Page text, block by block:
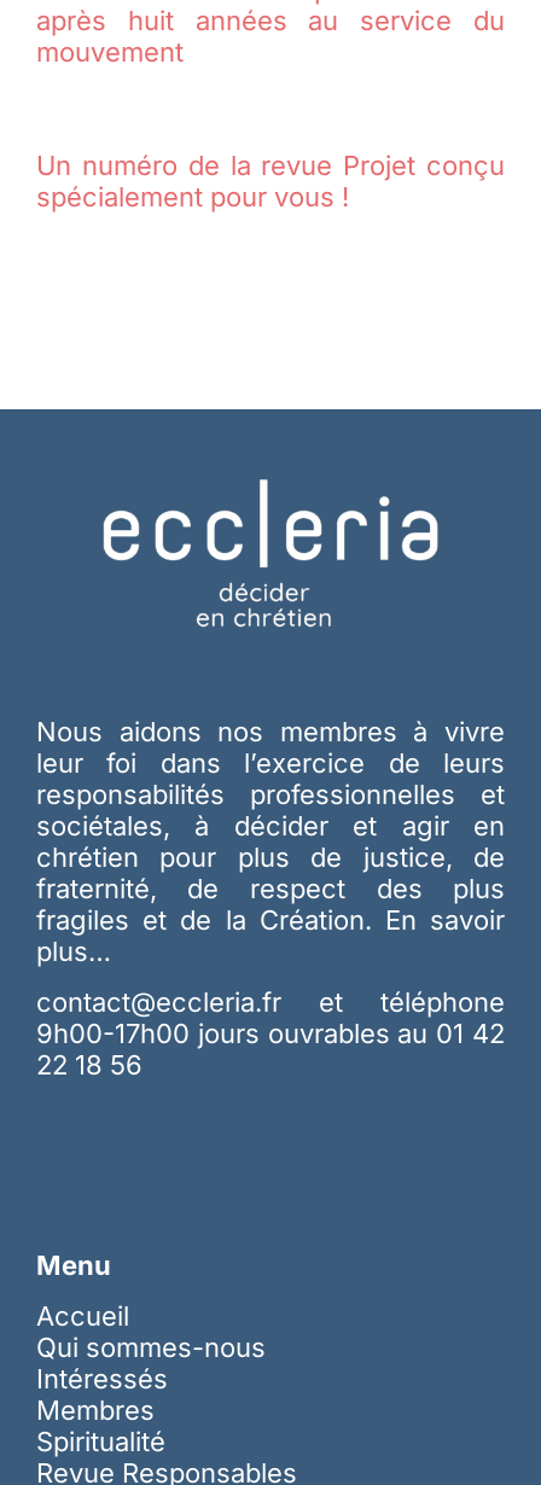
après huit années au service du
mouvement
Un numéro de la revue Projet conçu
spécialement pour vous !
Nous aidons nos membres à vivre
leur foi dans l’exercice de leurs
responsabilités professionnelles et
sociétales, à décider et agir en
chrétien pour plus de justice, de
fraternité, de respect des plus
fragiles et de la Création. En savoir
plus…
contact@eccleria.fr et téléphone
9h00-17h00 jours ouvrables au 01 42
22 18 56
Menu
Accueil
Qui sommes-nous
Intéressés
Membres
Spiritualité
Revue Responsables